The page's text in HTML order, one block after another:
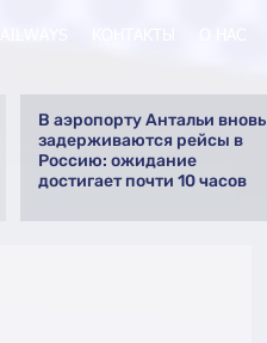
В аэропорту Антальи вновь
задерживаются рейсы в
Россию: ожидание
достигает почти 10 часов